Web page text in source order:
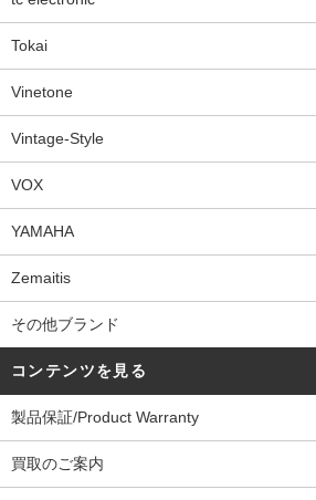
Tokai
Vinetone
Vintage-Style
VOX
YAMAHA
Zemaitis
その他ブランド
コンテンツを見る
製品保証/Product Warranty
買取のご案内